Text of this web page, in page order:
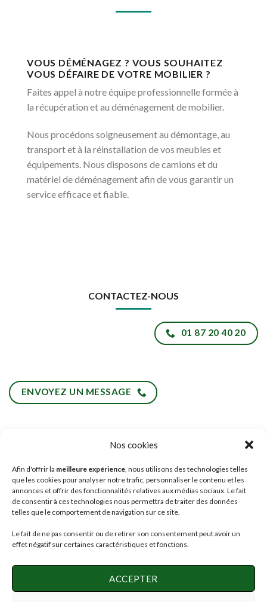
Nos cookies
Afin d'offrir la meilleure expérience, nous utilisons des technologies telles
que les cookies pour analyser notre trafic, personnaliser le contenu et les
annonces et offrir des fonctionnalités relatives aux médias sociaux. Le fait
de consentir à ces technologies nous permettra de traiter des données
telles que le comportement de navigation sur ce site.
Le fait de ne pas consentir ou de retirer son consentement peut avoir un
effet négatif sur certaines caractéristiques et fonctions.
ACCEPTER
VOUS DÉMÉNAGEZ ? VOUS SOUHAITEZ
VOUS DÉFAIRE DE VOTRE MOBILIER ?
Faites appel à notre équipe professionnelle formée à
la récupération et au déménagement de mobilier.
Nous procédons soigneusement au démontage, au
transport et à la réinstallation de vos meubles et
équipements. Nous disposons de camions et du
matériel de déménagement afin de vous garantir un
service efficace et fiable.
CONTACTEZ-NOUS
01 87 20 40 20
ENVOYEZ UN MESSAGE
HORAIRES
lundi – samedi :
09:30 – 12:30 et 13:30 – 18:00
SUIVEZ-NOUS SUR NOS RÉSEAUX !